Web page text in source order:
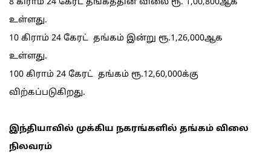
8 கிராம் 24 கேரட் தங்கத்தின் விலை ரூ. 1,00,800ஆக
உள்ளது.
10 கிராம் 24 கேரட் தங்கம் இன்று ரூ.1,26,000ஆக
உள்ளது.
100 கிராம் 24 கேரட் தங்கம் ரூ.12,60,000க்கு
விற்கப்படுகிறது.
இந்தியாவில் முக்கிய நகரங்களில் தங்கம் விலை
நிலவரம்